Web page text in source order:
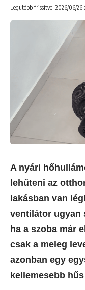
Legutóbb frissítve: 2026/06/26
A nyári
lehűteni az
lakásban van
ventilátor ugyan
ha a szoba már
csak a meleg
azonban egy
kellemesebb